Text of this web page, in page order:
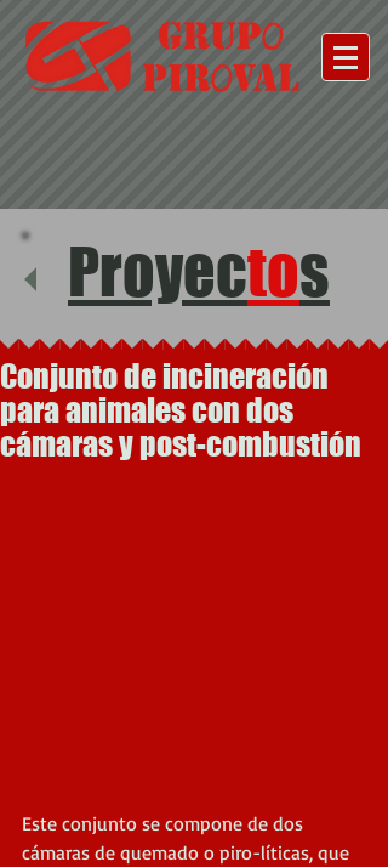
Proyectos
Conjunto de incineración
para animales con dos
cámaras y post-combustión
Este conjunto se compone de dos
cámaras de quemado o piro-líticas, que